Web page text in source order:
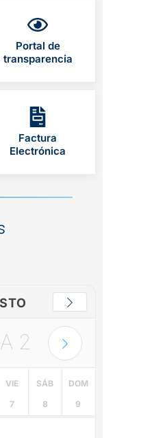
Portal de
transparencia
Factura
Electrónica
2
VIE
7
SÁB
8
DOM
9